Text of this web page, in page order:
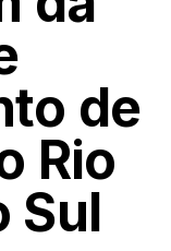
de
Rio
Sul